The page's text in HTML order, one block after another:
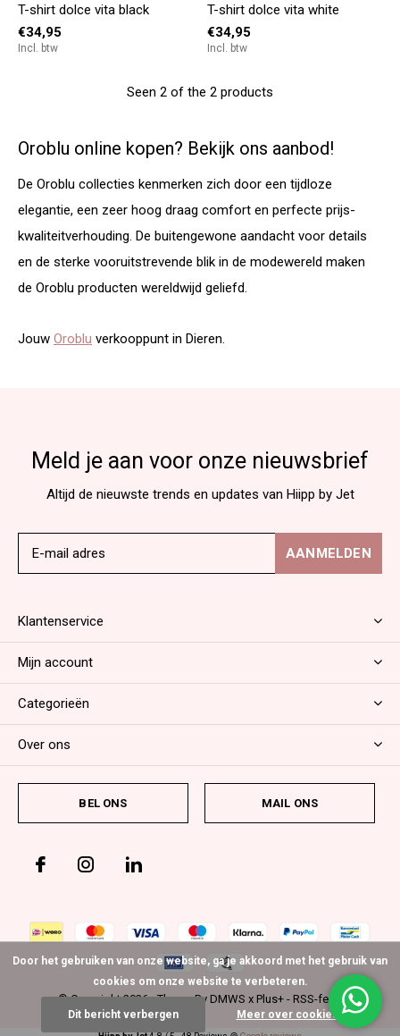
T-shirt dolce vita black
€34,95
Incl. btw
T-shirt dolce vita white
€34,95
Incl. btw
Seen 2 of the 2 products
Oroblu online kopen? Bekijk ons aanbod!
De Oroblu collecties kenmerken zich door een tijdloze
elegantie, een zeer hoog draag comfort en perfecte prijs-
kwaliteitverhouding. De buitengewone aandacht voor details
en de sterke vooruitstrevende blik in de modewereld maken
de Oroblu producten wereldwijd geliefd.
Jouw Oroblu verkooppunt in Dieren.
Meld je aan voor onze nieuwsbrief
Altijd de nieuwste trends en updates van Hiipp by Jet
AANMELDEN
Klantenservice
Mijn account
Categorieën
Over ons
BEL ONS MAIL ONS
© Copyright2026- Theme By DMWS x Plus+ - RSS-feed
Door het gebruiken van onze website, ga je akkoord met het gebruik van
cookies om onze website te verbeteren.
Dit bericht verbergen Meer over cookies »